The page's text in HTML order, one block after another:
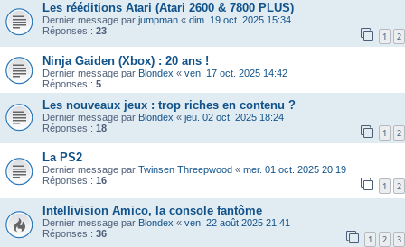
Les rééditions Atari (Atari 2600 & 7800 PLUS)
Dernier message par jumpman « dim. 19 oct. 2025 15:34
Réponses : 23 1 2
Ninja Gaiden (Xbox) : 20 ans !
Dernier message par Blondex « ven. 17 oct. 2025 14:42
Réponses : 5
Les nouveaux jeux : trop riches en contenu ?
Dernier message par Blondex « jeu. 02 oct. 2025 18:24
Réponses : 18 1 2
La PS2
Dernier message par Twinsen Threepwood « mer. 01 oct. 2025 20:19
Réponses : 16 1 2
Intellivision Amico, la console fantôme
Dernier message par Blondex « ven. 22 août 2025 21:41
Réponses : 36 1 2 3